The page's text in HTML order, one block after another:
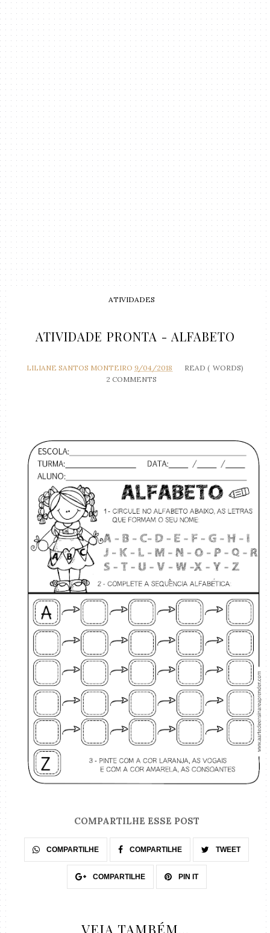
ATIVIDADES
ATIVIDADE PRONTA - ALFABETO
LILIANE SANTOS MONTEIRO 9/04/2018 READ ( WORDS)
2 COMMENTS
COMPARTILHE ESSE POST
COMPARTILHE COMPARTILHE TWEET
COMPARTILHE PIN IT